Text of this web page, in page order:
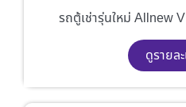
รถตู้เช่ารุ่นใหม่ Allnew
ดูรายล